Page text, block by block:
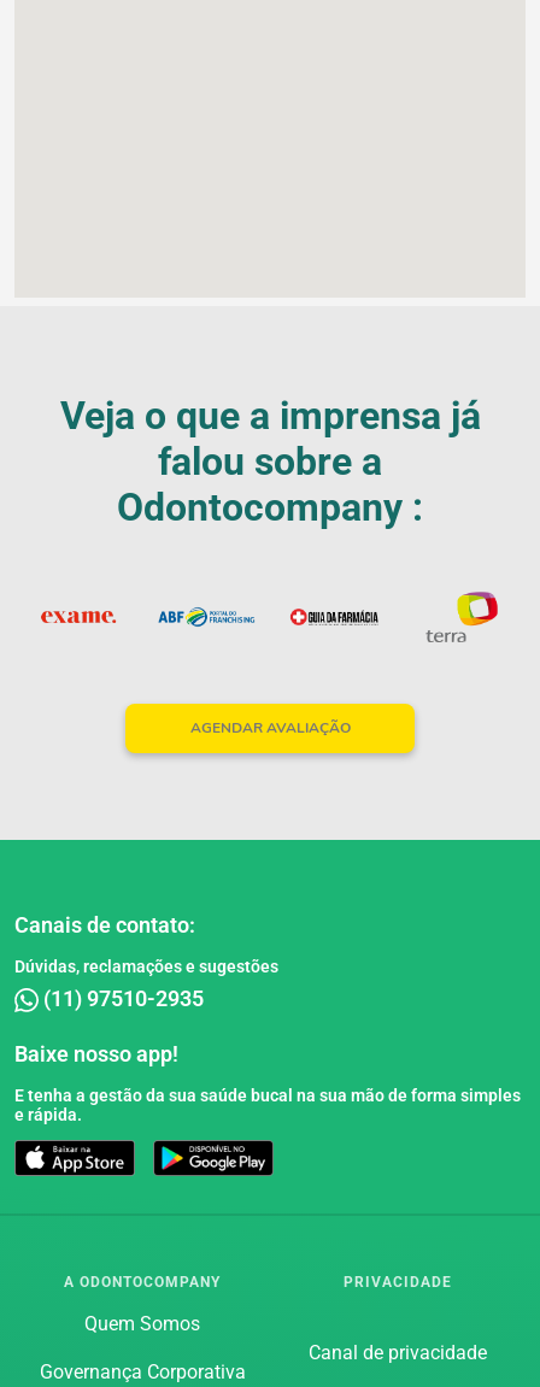
Blog
Veja o que a imprensa já
falou sobre a
Odontocompany :
AGENDAR AVALIAÇÃO
Canais de contato:
Dúvidas, reclamações e sugestões
(11) 97510-2935
Baixe nosso app!
E tenha a gestão da sua saúde bucal na sua mão de forma simples
e rápida.
A ODONTOCOMPANY
Quem Somos
Governança Corporativa
PRIVACIDADE
Canal de privacidade